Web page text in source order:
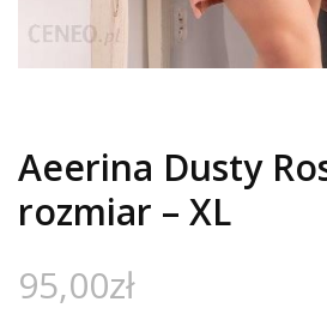
Aeerina Dusty
rozmiar – XL
95,00zł